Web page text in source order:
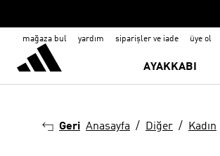
mağaza bul yardım siparişler ve iade üye ol
AYAKKABI
Geri Anasayfa Diğer Kadın